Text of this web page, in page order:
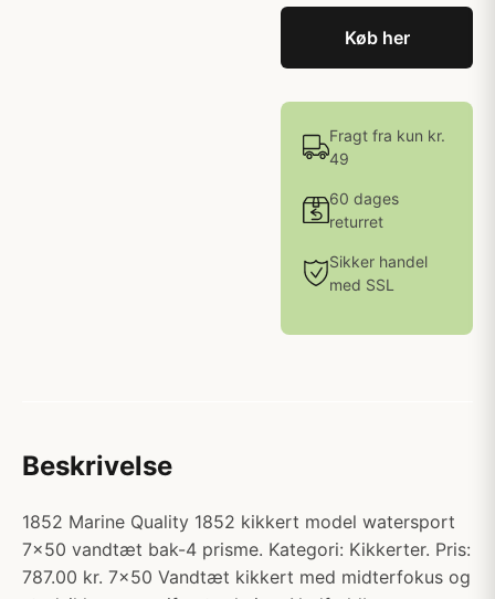
Køb her
Fragt fra kun kr.
49
60 dages
returret
Sikker handel
med SSL
Beskrivelse
1852 Marine Quality 1852 kikkert model watersport
7x50 vandtæt bak-4 prisme. Kategori: Kikkerter. Pris:
787.00 kr. 7x50 Vandtæt kikkert med midterfokus og